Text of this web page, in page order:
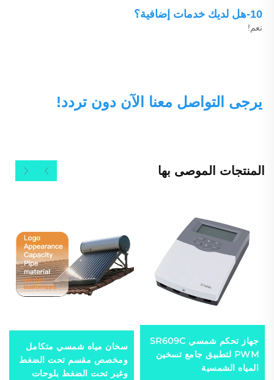
10-هل لديك خدمات إضافية؟
نعم!
يرجى التواصل معنا الآن دون تردد!
المنتجات الموصى بها
جهاز تحكم شمسي SR609C
PWM لتطبيق جامع تسخين
المياه الشمسية
سخان مياه شمسي متكامل
ومخصص مقسم تحت الضغط
وغير تحت الضغط بلوحات